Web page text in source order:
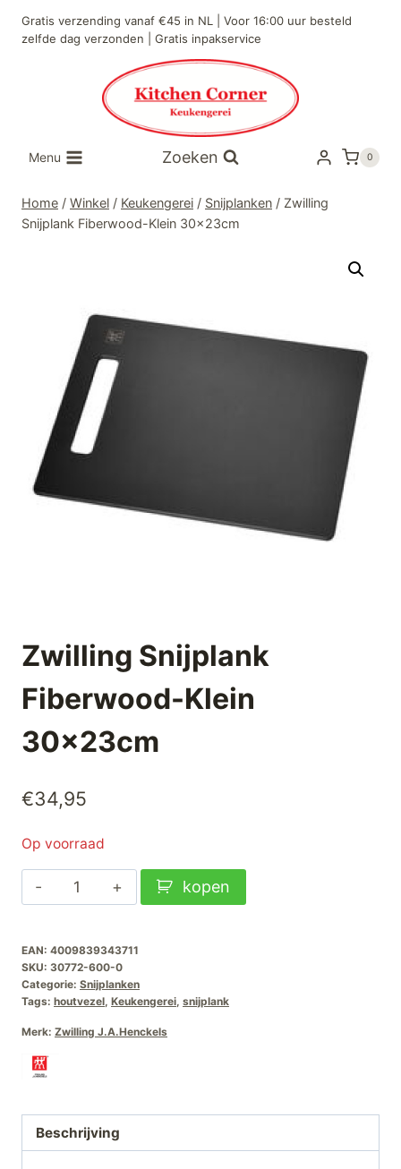
naar
Gratis verzending vanaf €45 in NL | Voor 16:00 uur besteld
zelfde dag verzonden | Gratis inpakservice
Menu Zoeken 0
Home / Winkel / Keukengerei / Snijplanken / Zwilling
Snijplank Fiberwood-Klein 30x23cm
Zwilling Snijplank
Fiberwood-Klein
30x23cm
€34,95
Op voorraad
Zwilling
Snijplank
Klein
30x23cm
aantal
kopen
EAN: 4009839343711
SKU: 30772-600-0
Categorie: Snijplanken
Tags: houtvezel, Keukengerei, snijplank
Merk: Zwilling J.A.Henckels
Beschrijving